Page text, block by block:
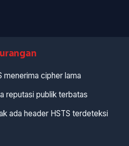
menerima cipher lama
reputasi publik terbatas
ada header HSTS terdeteksi